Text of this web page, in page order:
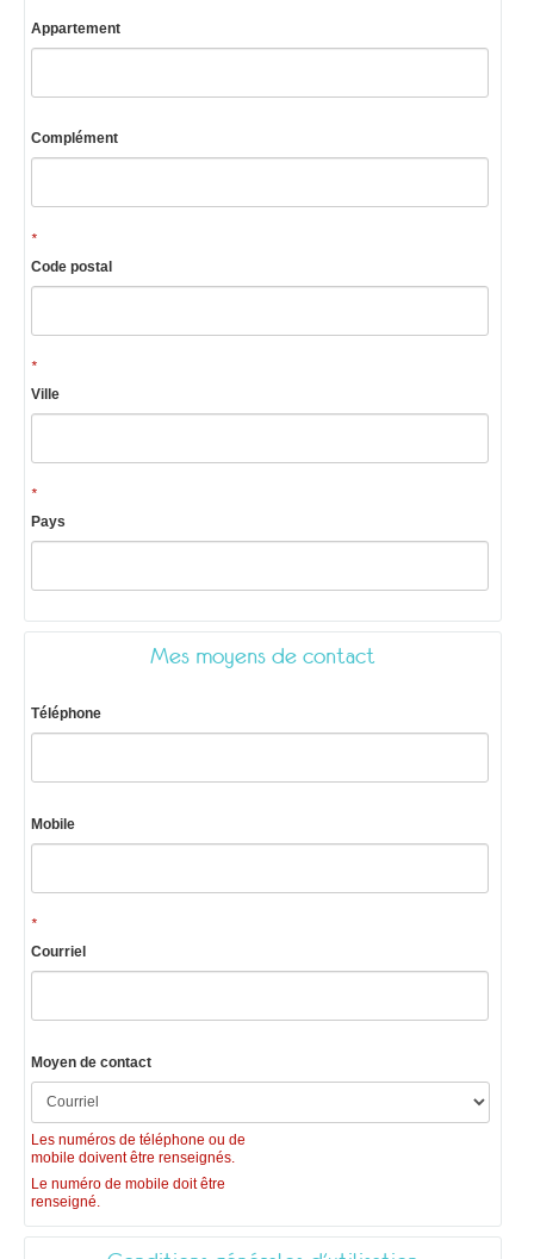
Appartement
Complément
*
Code postal
*
Ville
*
Pays
Mes moyens de contact
Téléphone
Mobile
*
Courriel
Moyen de contact
Les numéros de téléphone ou de
mobile doivent être renseignés.
Le numéro de mobile doit être
renseigné.